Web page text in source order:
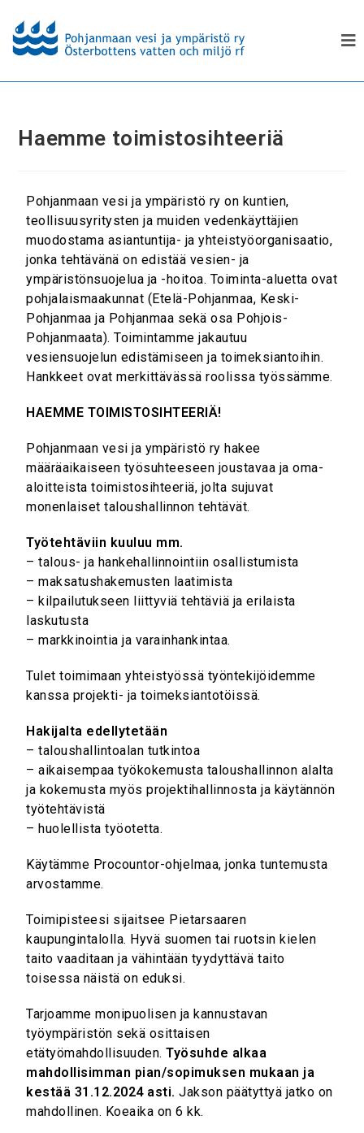
Haemme toimistosihteeriä
Pohjanmaan vesi ja ympäristö ry on kuntien,
teollisuusyritysten ja muiden vedenkäyttäjien
muodostama asiantuntija- ja yhteistyöorganisaatio,
jonka tehtävänä on edistää vesien- ja
ympäristönsuojelua ja -hoitoa. Toiminta-aluetta ovat
pohjalaismaakunnat (Etelä-Pohjanmaa, Keski-
Pohjanmaa ja Pohjanmaa sekä osa Pohjois-
Pohjanmaata). Toimintamme jakautuu
vesiensuojelun edistämiseen ja toimeksiantoihin.
Hankkeet ovat merkittävässä roolissa työssämme.
HAEMME TOIMISTOSIHTEERIÄ!
Pohjanmaan vesi ja ympäristö ry hakee
määräaikaiseen työsuhteeseen joustavaa ja oma-
aloitteista toimistosihteeriä, jolta sujuvat
monenlaiset taloushallinnon tehtävät.
Työtehtäviin kuuluu mm.
– talous- ja hankehallinnointiin osallistumista
– maksatushakemusten laatimista
– kilpailutukseen liittyviä tehtäviä ja erilaista
laskutusta
– markkinointia ja varainhankintaa.
Tulet toimimaan yhteistyössä työntekijöidemme
kanssa projekti- ja toimeksiantotöissä.
Hakijalta edellytetään
– taloushallintoalan tutkintoa
– aikaisempaa työkokemusta taloushallinnon alalta
ja kokemusta myös projektihallinnosta ja käytännön
työtehtävistä
– huolellista työotetta.
Käytämme Procountor-ohjelmaa, jonka tuntemusta
arvostamme.
Toimipisteesi sijaitsee Pietarsaaren
kaupungintalolla. Hyvä suomen tai ruotsin kielen
taito vaaditaan ja vähintään tyydyttävä taito
toisessa näistä on eduksi.
Tarjoamme monipuolisen ja kannustavan
työympäristön sekä osittaisen
etätyömahdollisuuden.Työsuhde alkaa
mahdollisimman pian/sopimuksen mukaan ja
kestää 31.12.2024 asti.Jakson päätyttyä jatko on
mahdollinen. Koeaika on 6 kk.